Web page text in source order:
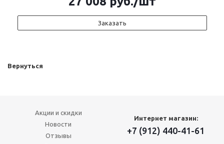
Заказать
Вернуться
Акции и скидки
Новости
Отзывы
Интернет магазин:
+7 (912) 440-41-61